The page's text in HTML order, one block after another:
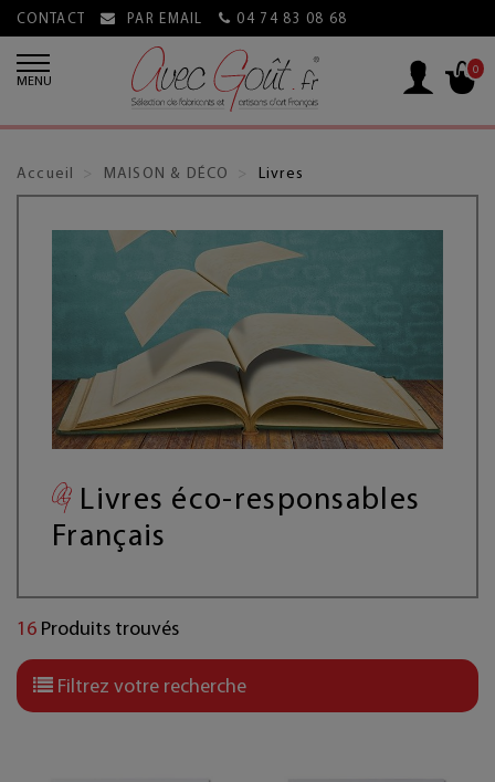
CONTACT PAR EMAIL 04 74 83 08 68
MENU
0
Accueil MAISON & DÉCO Livres
Livres éco-responsables
Français
16 Produits trouvés
Filtrez votre recherche